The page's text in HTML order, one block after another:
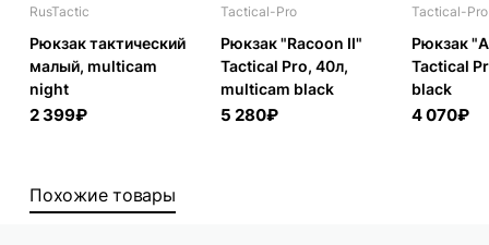
RusTactic
Рюкзак тактический
малый, multicam
night
2 399₽
Tactical-Pro
Рюкзак "Racoon II"
Tactical Pro, 40л,
multicam black
5 280₽
Tactical-Pro
Рюкзак
Tactical
black
4 070₽
Похожие товары